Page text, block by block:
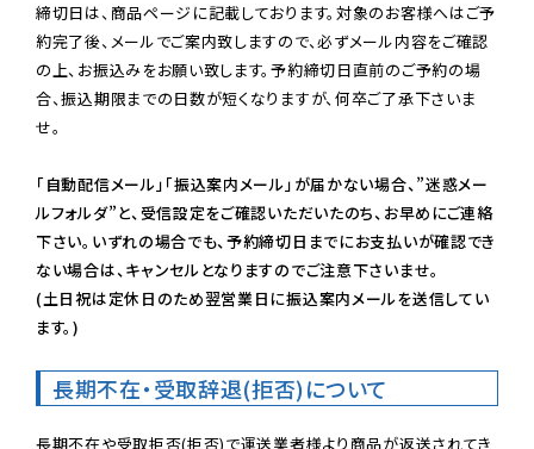
締切日は、商品ページに記載しております。対象のお客様へはご予
約完了後、メールでご案内致しますので、必ずメール内容をご確認
の上、お振込みをお願い致します。予約締切日直前のご予約の場
合、振込期限までの日数が短くなりますが、何卒ご了承下さいま
せ。
「自動配信メール」「振込案内メール」が届かない場合、”迷惑メー
ルフォルダ”と、受信設定をご確認いただいたのち、お早めにご連絡
下さい。いずれの場合でも、予約締切日までにお支払いが確認でき
ない場合は、キャンセルとなりますのでご注意下さいませ。
(土日祝は定休日のため翌営業日に振込案内メールを送信してい
ます。)
長期不在・受取辞退(拒否)について
長期不在や受取拒否(拒否)で運送業者様より商品が返送されてき